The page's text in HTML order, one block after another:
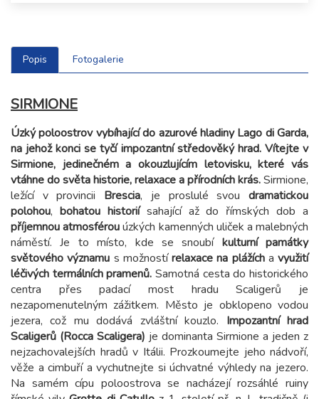
Popis Fotogalerie
SIRMIONE
Úzký poloostrov vybíhající do azurové hladiny Lago di Garda,
na jehož konci se tyčí impozantní středověký hrad. Vítejte v
Sirmione, jedinečném a okouzlujícím letovisku, které vás
vtáhne do světa historie, relaxace a přírodních krás.Sirmione,
ležící v provincii Brescia, je proslulé svoudramatickou
polohou, bohatou historiísahající až do římských dob a
příjemnou atmosférouúzkých kamenných uliček a malebných
náměstí. Je to místo, kde se snoubí kulturní památky
světového významu s možnostírelaxace na plážícha využití
léčivých termálních pramenů. Samotná cesta do historického
centra přes padací most hradu Scaligerů je
nezapomenutelným zážitkem. Město je obklopeno vodou
jezera, což mu dodává zvláštní kouzlo. Impozantní hrad
Scaligerů (Rocca Scaligera) je dominanta Sirmione a jeden z
nejzachovalejších hradů v Itálii. Prozkoumejte jeho nádvoří,
věže a cimbuří a vychutnejte si úchvatné výhledy na jezero.
Na samém cípu poloostrova se nacházejí rozsáhlé ruiny